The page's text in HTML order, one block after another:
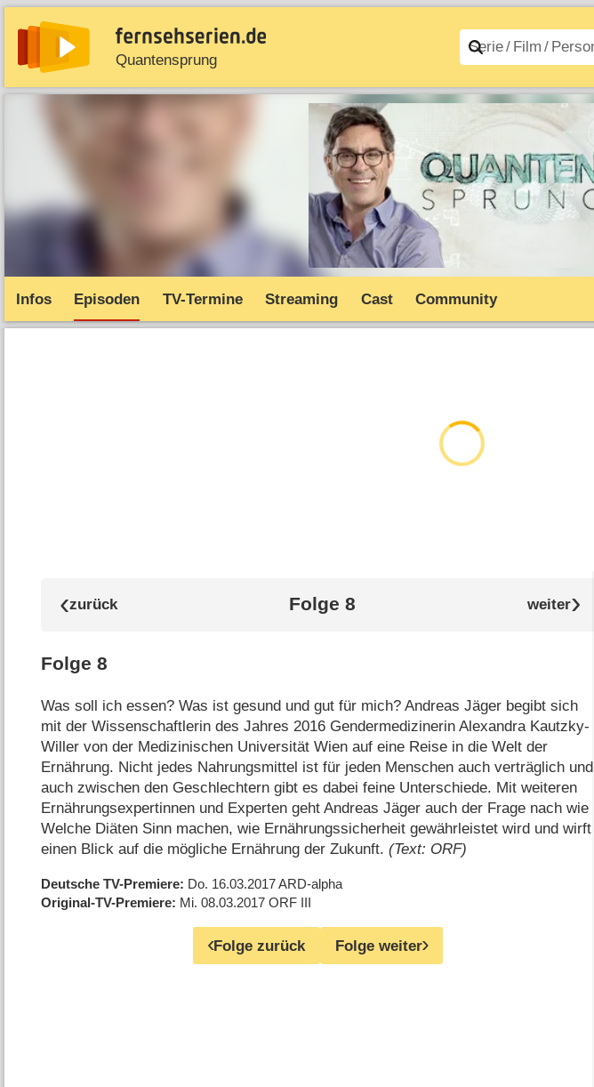
Quantensprung
News Entdecken Streaming Filme A–Z
Infos Episoden TV-Termine Streaming Cast Community
Folge 8
Folge 8
Was soll ich essen? Was ist gesund und gut für mich? Andreas Jäger begibt sich
mit der Wissenschaftlerin des Jahres 2016 Gendermedizinerin Alexandra Kautzky-
Willer von der Medizinischen Universität Wien auf eine Reise in die Welt der
Ernährung. Nicht jedes Nahrungsmittel ist für jeden Menschen auch verträglich und
auch zwischen den Geschlechtern gibt es dabei feine Unterschiede. Mit weiteren
Ernährungsexpertinnen und Experten geht Andreas Jäger auch der Frage nach wie
Welche Diäten Sinn machen, wie Ernährungssicherheit gewährleistet wird und wirft
einen Blick auf die mögliche Ernährung der Zukunft.(Text: ORF)
Deutsche TV-Premiere Do. 16.03.2017ARD-alpha
Original-TV-Premiere Mi. 08.03.2017 ORF III
Folge zurück Folge weiter